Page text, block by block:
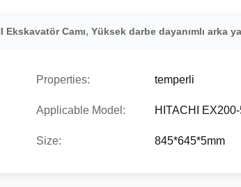
Ekskavatör Camı, Yüksek darbe dayanımlı arka
Properties: temperli
Applicable Model: HITACHI
Size: 845*645*5mm